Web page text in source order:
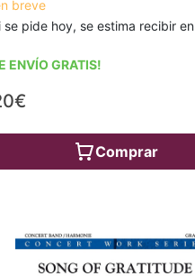
breve
se pide hoy, se estima recibir
ENVÍO GRATIS!
Comprar